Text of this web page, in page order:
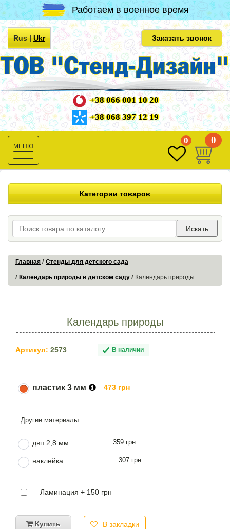
Работаем в военное время
Rus|Ukr Заказать звонок
+38 066 001 10 20
+38 068 397 12 19
Toggle
navigation
0 0
Категории товаров
Искать
Главная Стенды для детского сада
Календарь природы в детском саду Календарь природы
Календарь природы
Артикул: 2573 В наличии
пластик 3 мм 473 грн
двп 2,8 мм 359 грн
наклейка 307 грн
Ламинация + 150 грн
Купить В закладки